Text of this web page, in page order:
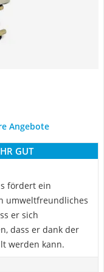
Angebote
GUT
fördert ein
umweltfreundliches
er sich
dass er dank der
werden kann.